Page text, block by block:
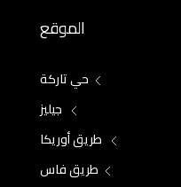
الموقع
حي تاركة
جيليز
طريق أوريكا
طريق فاس